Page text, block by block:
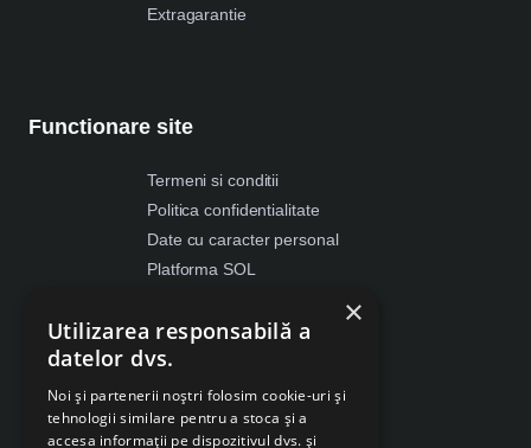
Extragarantie
Functionare site
Termeni si conditii
Politica confidentialitate
Date cu caracter personal
Platforma SOL
Despre Cookies
Retragere din contract
×
Utilizarea responsabilă a
datelor dvs.
Noi și partenerii noștri folosim cookie-uri și
tehnologii similare pentru a stoca și a
accesa informații pe dispozitivul dvs. și